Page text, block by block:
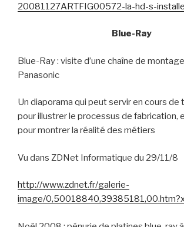
20081127ARTFIG00572-la-hd-s-
Blue-Ray
Blue-Ray : visite d’une chaîne de
Panasonic
Un diaporama qui peut servir en cours de
pour illustrer le processus de fabrication,
pour montrer la réalité des métiers
Vu dans ZDNet Informatique du 29/11/8
http://www.zdnet.fr/galerie-
image/